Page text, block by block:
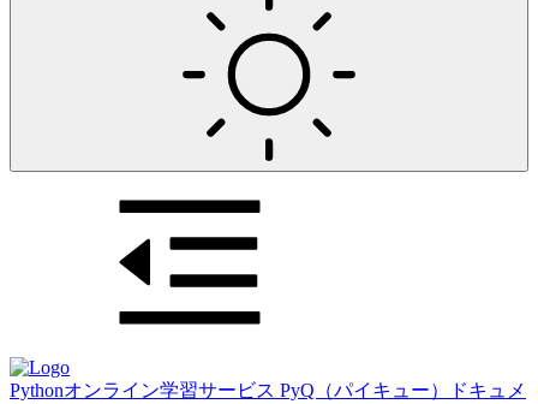
Pythonオンライン学習サービス PyQ（パイキュー）ドキュメ